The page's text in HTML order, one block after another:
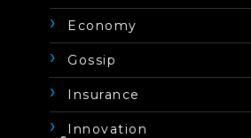
Economy
Gossip
Insurance
Innovation